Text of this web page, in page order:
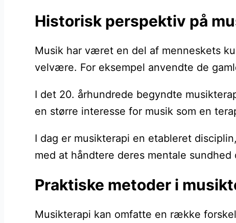
Historisk perspektiv på
Musik har været en del af menneskets
velvære. For eksempel anvendte de
I det 20. århundrede begyndte
en større interesse for musik som en
I dag er musikterapi en etableret
med at håndtere deres mentale
Praktiske metoder i
Musikterapi kan omfatte en række